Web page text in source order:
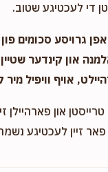
די לעכטיגע שטוב.
גרויסע סכומים
און קינדער
אויף וויפיל מיר
און פארהיילן
זיין לעכטיגע